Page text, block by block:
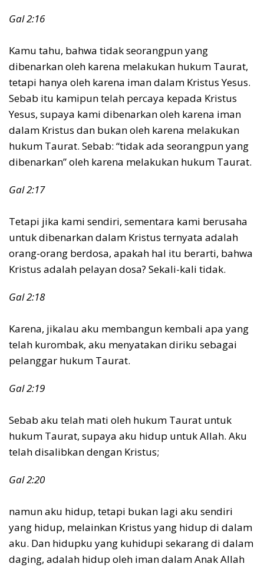
Gal 2:16
Kamu tahu, bahwa tidak seorangpun yang
dibenarkan oleh karena melakukan hukum Taurat,
tetapi hanya oleh karena iman dalam Kristus Yesus.
Sebab itu kamipun telah percaya kepada Kristus
Yesus, supaya kami dibenarkan oleh karena iman
dalam Kristus dan bukan oleh karena melakukan
hukum Taurat. Sebab: “tidak ada seorangpun yang
dibenarkan” oleh karena melakukan hukum Taurat.
Gal 2:17
Tetapi jika kami sendiri, sementara kami berusaha
untuk dibenarkan dalam Kristus ternyata adalah
orang-orang berdosa, apakah hal itu berarti, bahwa
Kristus adalah pelayan dosa? Sekali-kali tidak.
Gal 2:18
Karena, jikalau aku membangun kembali apa yang
telah kurombak, aku menyatakan diriku sebagai
pelanggar hukum Taurat.
Gal 2:19
Sebab aku telah mati oleh hukum Taurat untuk
hukum Taurat, supaya aku hidup untuk Allah. Aku
telah disalibkan dengan Kristus;
Gal 2:20
namun aku hidup, tetapi bukan lagi aku sendiri
yang hidup, melainkan Kristus yang hidup di dalam
aku. Dan hidupku yang kuhidupi sekarang di dalam
daging, adalah hidup oleh iman dalam Anak Allah